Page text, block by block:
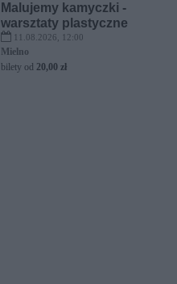
Malujemy kamyczki -
warsztaty plastyczne
11.08.2026, 12:00
Mielno
bilety od 20,00 zł